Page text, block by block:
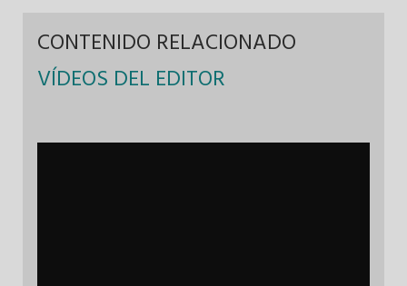
CONTENIDO RELACIONADO
VÍDEOS DEL EDITOR